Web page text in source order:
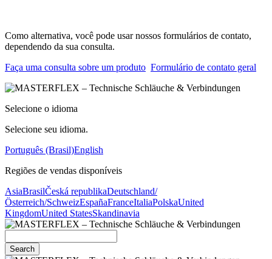
Como alternativa, você pode usar nossos formulários de contato,
dependendo da sua consulta.
Faça uma consulta sobre um produto Formulário de contato geral
Selecione o idioma
Selecione seu idioma.
Português (Brasil)English
Regiões de vendas disponíveis
AsiaBrasilČeská republikaDeutschland/
Österreich/SchweizEspañaFranceItaliaPolskaUnited
KingdomUnited StatesSkandinavia
Search